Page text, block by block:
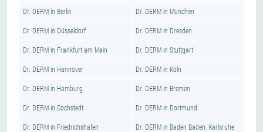
Dr. DERM in Berlin Dr. DERM in München
Dr. DERM in Düsseldorf Dr. DERM in Dresden
Dr. DERM in Frankfurt am Main Dr. DERM in Stuttgart
Dr. DERM in Hannover Dr. DERM in Köln
Dr. DERM in Hamburg Dr. DERM in Bremen
Dr. DERM in Cochstedt Dr. DERM in Dortmund
Dr. DERM in Friedrichshafen Dr. DERM in Baden Baden, Karlsruhe